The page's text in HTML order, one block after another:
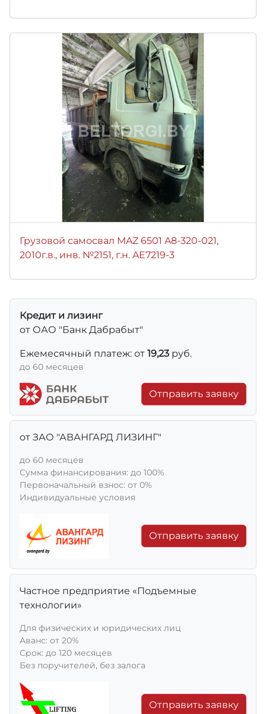
Грузовой самосвал MAZ 6501 A8-320-021,
2010г.в., инв. №2151, г.н. AE7219-3
Кредит и лизинг
от ОАО "Банк Дабрабыт"
Ежемесячный платеж: от 19,23 руб.
до 60 месяцев
Отправить заявку
от ЗАО "АВАНГАРД ЛИЗИНГ"
до 60 месяцев
Сумма финансирования: до 100%
Первоначальный взнос: от 0%
Индивидуальные условия
Отправить заявку
Частное предприятие «Подъемные
технологии»
Для физических и юридических лиц
Aванс: от 20%
Срок: до 120 месяцев
Без поручителей, без залога
Отправить заявку